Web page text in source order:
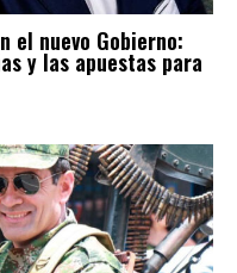
el nuevo Gobierno:
y las apuestas para